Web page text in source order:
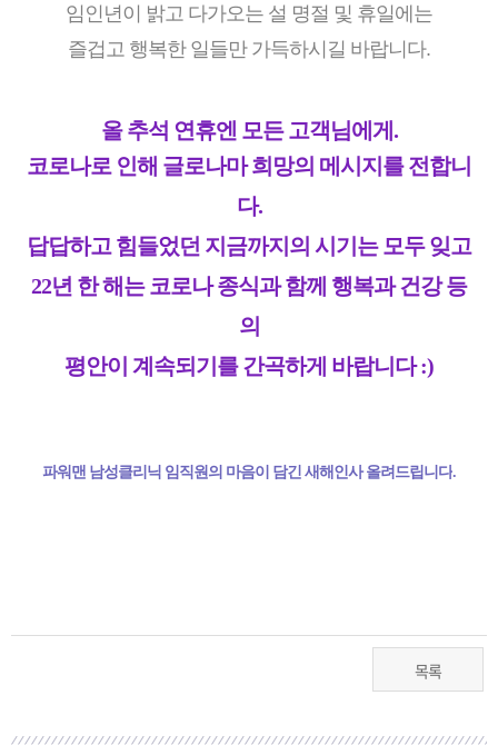
임인년이 밝고 다가오는 설 명절 및 휴일에는
즐겁고 행복한 일들만 가득하시길 바랍니다.
올 추석 연휴엔 모든 고객님에게.
코로나로 인해 글로나마 희망의 메시지를 전합니
다.
답답하고 힘들었던 지금까지의 시기는 모두 잊고
22년 한 해는 코로나 종식과 함께 행복과 건강 등
의
평안이 계속되기를 간곡하게 바랍니다 :)
파워맨 남성클리닉 임직원의 마음이 담긴 새해인사 올려드립니다.
목록